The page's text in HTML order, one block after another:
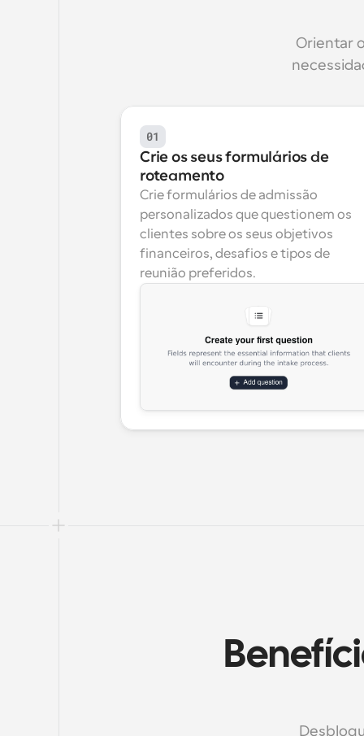
Orientar
01
Crie os seus formulários de
roteamento
Crie formulários de admissão
personalizados que questionem os
clientes sobre os seus objetivos
financeiros, desafios e tipos de
reunião preferidos.